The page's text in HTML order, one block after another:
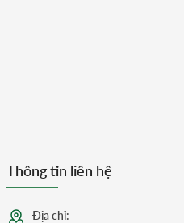
Thông tin liên hệ
Địa chỉ: